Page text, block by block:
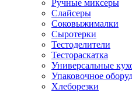
Ручные миксеры
Слайсеры
Соковыжималки
Сыротерки
Тестоделители
Тестораскатка
Универсальные
Упаковочное
Хлеборезки